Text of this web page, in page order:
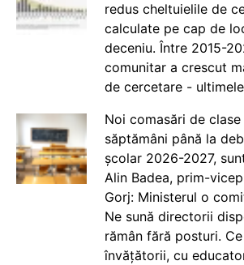
redus cheltuielile de
calculate pe cap de
deceniu. Între 2015-
comunitar a crescut
de cercetare -
Noi comasări de
săptămâni până la
școlar 2026-2027,
Alin Badea, prim-
Gorj: Ministerul o
Ne sună directorii
rămân fără posturi.
învățătorii, cu